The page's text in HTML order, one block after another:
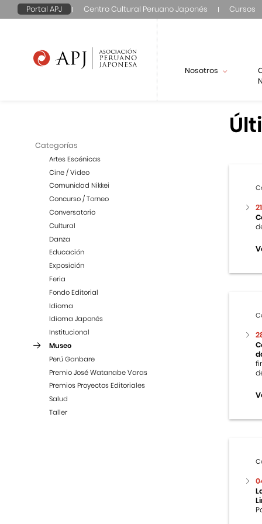
Portal APJ Centro Cultural Peruano Japonés Cursos
Nosotros
Categorías
Artes Escénicas
Cine / Video
Comunidad Nikkei
Concurso / Torneo
Conversatorio
Cultural
Danza
Educación
Exposición
Feria
Fondo Editorial
Idioma
Idioma Japonés
Institucional
Museo
Perú Ganbare
Premio José Watanabe Varas
Premios Proyectos Editoriales
Salud
Taller